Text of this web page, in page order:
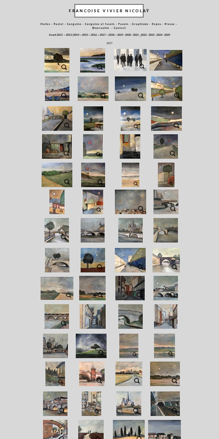
FRANCOISE VIVIER NICOLAŸ
Huiles - Pastel - Sanguine - Sanguine et fusain - Fusain - Graphisme - Expos - Presse -
Biographie - Contact
Avant 2013 —2013 /2014—2015—2016—2017—2018—2019 -2020- 2021 -2022 -2023 -2024 -2025
2017